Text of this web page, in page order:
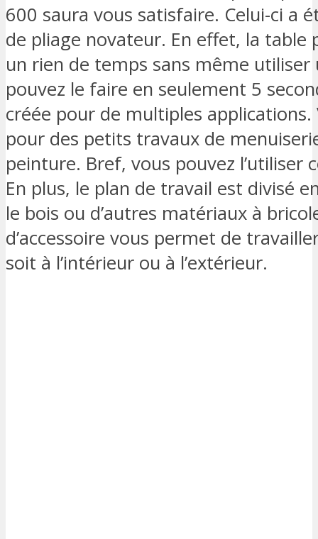
600 saura vous satisfaire. Celui-ci a
de pliage novateur. En effet, la table
un rien de temps sans même utiliser
pouvez le faire en seulement 5
créée pour de multiples
pour des petits travaux de
peinture. Bref, vous pouvez
En plus, le plan de travail est divisé
le bois ou d’autres matériaux à
d’accessoire vous permet de
soit à l’intérieur ou à l’extérieur.